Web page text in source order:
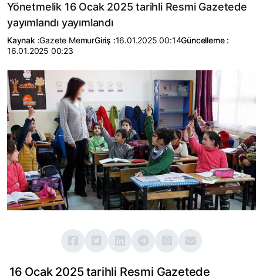
Yönetmelik 16 Ocak 2025 tarihli Resmi Gazetede
yayımlandı yayımlandı
Kaynak :Gazete MemurGiriş :16.01.2025 00:14Güncelleme :
16.01.2025 00:23
16 Ocak 2025 tarihli Resmi Gazetede